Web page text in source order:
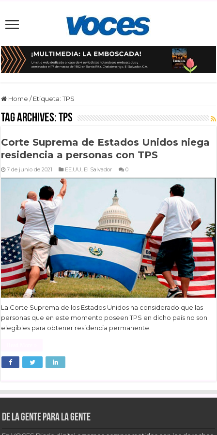
Home / Etiqueta:TPS
Tag Archives:TPS
Corte Suprema de Estados Unidos niega
residencia a personas con TPS
7 de junio de 2021 EE.UU, El Salvador 0
La Corte Suprema de los Estados Unidos ha considerado que las
personas que en este momento poseen TPS en dicho país no son
elegibles para obtener residencia permanente.
De la gente para la gente